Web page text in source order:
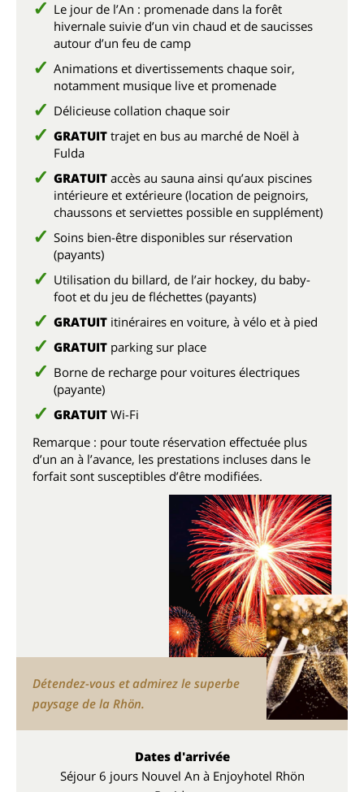
Le jour de l’An : promenade dans la forêt
hivernale suivie d’un vin chaud et de saucisses
autour d’un feu de camp
Animations et divertissements chaque soir,
notamment musique live et promenade
Délicieuse collation chaque soir
GRATUIT trajet en bus au marché de Noël à
Fulda
GRATUIT accès au sauna ainsi qu’aux piscines
intérieure et extérieure (location de peignoirs,
chaussons et serviettes possible en supplément)
Soins bien-être disponibles sur réservation
(payants)
Utilisation du billard, de l’air hockey, du baby-
foot et du jeu de fléchettes (payants)
GRATUIT itinéraires en voiture, à vélo et à pied
GRATUIT parking sur place
Borne de recharge pour voitures électriques
(payante)
GRATUIT Wi-Fi
Remarque : pour toute réservation effectuée plus
d’un an à l’avance, les prestations incluses dans le
forfait sont susceptibles d’être modifiées.
Détendez-vous et admirez le superbe
paysage de la Rhön.
Dates d'arrivée
Séjour 6 jours Nouvel An à Enjoyhotel Rhön